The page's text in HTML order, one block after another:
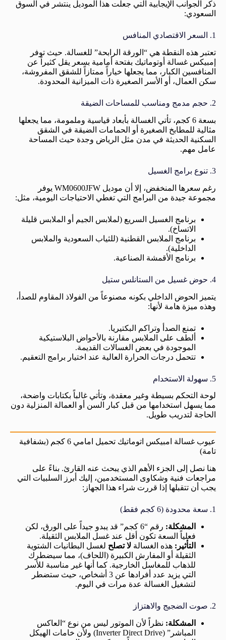
ذكر الجوانب الإيجابية التي جعلت هذا الموديل ينتشر في السوق
السعودي:
1. السعر الاقتصادي المنافس
تعتبر هذه النقطة هي “الورقة الرابحة” للغسالة. حيث توفر
إمبيكس غسالة أوتوماتيك بفتحة أمامية بسعر يقل كثيراً عن
المنافسين الكبار، مما يجعلها خياراً ممتازاً للشقق المفروشة،
سكن العمال، أو الأسر الصغيرة ذات الميزانية المحدودة.
2. حجم مدمج ومناسب للمساحات الضيقة
بسعة 6 كجم، تأتي الغسالة بأبعاد قياسية وملمومة، مما يجعلها
مثالية للمطابخ الصغيرة أو الحمامات الضيقة في الشقق
السكنية الحديثة في مدن مثل الرياض وجدة حيث المساحة
عامل مهم.
3. تنوع برامج الغسيل
رغم سعرها المنخفض، إلا أن موديل WM0600JFW يوفر
مجموعة جيدة من البرامج التي تغطي الاحتياجات اليومية، مثل:
برنامج الغسيل السريع (لملابس الجيم أو الملابس قليلة
الاتساخ).
برنامج الملابس القطنية (للثياب السعودية والملابس
الداخلية).
برنامج الأقمشة الصناعية.
4. حوض غسيل من الستانلس ستيل
يتميز الحوض الداخلي بكونه مصنوعاً من الفولاذ المقاوم للصدأ،
وهذه ميزة هامة لأنها:
تمنع الصدأ وتراكم البكتيريا.
ألطف على الملابس مقارنة بالأحواض البلاستيكية
الموجودة في بعض الغسالات القديمة.
تتحمل درجات الحرارة العالية عند اختيار برامج التعقيم.
5. سهولة الاستخدام
لوحة التحكم بسيطة وغير معقدة، وتأتي غالباً بكتابات واضحة،
مما يسهل استخدامها من قبل كبار السن أو العمالة المنزلية دون
الحاجة لتدريب طويل.
عيوب غسالة امبيكس اتوماتيك تحميل امامي 6 كجم (بشفافية
تامة)
هنا نصل إلى الجزء الأهم الذي يبحث عنه القارئ. بناءً على
مراجعات فنية وشكاوى المستخدمين، إليك أبرز السلبيات التي
يجب أن تتقبلها إذا قررت شراء هذا الجهاز:
1. سعة محدودة (6 كجم فقط)
المشكلة:
رقم “6 كجم” قد يبدو جيداً على الورق، لكن
فعلياً السعة تكون أقل عند غسل الملابس الثقيلة.
التأثير: هذه الغسالة لا تصلح لغسل البطانيات الشتوية
الثقيلة أو المفارش الكبيرة (اللحاف)، مما سيضطرك
للذهاب للمغاسل الخارجية. كما أنها غير مناسبة للأسر
التي يزيد عدد أفرادها عن 3 أشخاص، حيث ستضطر
لتشغيل الغسالة عدة مرات في اليوم.
2. صوت الضجيج والاهتزاز
المشكلة: نظراً لأن الموتور ليس من نوع “العاكس
المباشر” (Inverter Direct Drive) ولأن خامات الهيكل